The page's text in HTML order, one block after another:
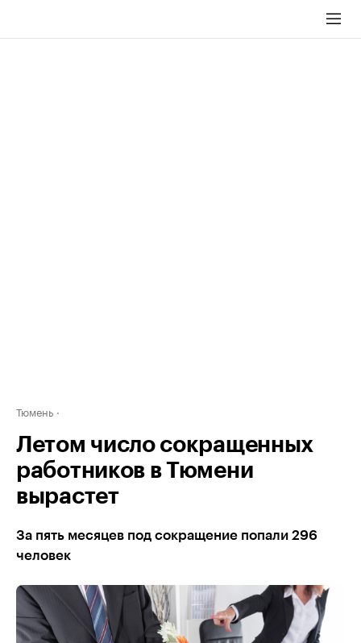
Тюмень
Летом число сокращенных
работников в Тюмени
вырастет
За пять месяцев под сокращение попали 296
человек